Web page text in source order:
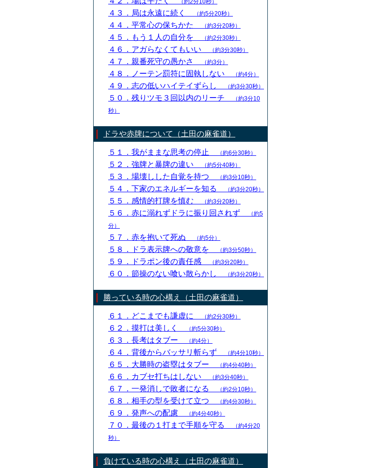
（約2分10秒）
４３．局は永遠に続く （約5分20秒）
４４．平常心の保ちかた （約3分20秒）
４５．もう１人の自分を （約2分30秒）
４６．アガらなくてもいい （約3分30秒）
４７．親番死守の愚かさ （約3分）
４８．ノーテン罰符に固執しない （約4分）
４９．志の低いハイテイずらし （約3分30秒）
５０．残りツモ３回以内のリーチ
（約3分10
秒）
ドラや赤牌について（土田の麻雀道）
５１．我がままな思考の停止 （約6分30秒）
５２．強牌と暴牌の違い （約5分40秒）
５３．場壊しした自覚を持つ （約3分10秒）
５４．下家のエネルギーを知る （約3分20秒）
５５．感情的打牌を慎む （約3分20秒）
５６．赤に溺れずドラに振り回されず
（約5
分）
５７．赤を抱いて死ぬ （約5分）
５８．ドラ表示牌への敬意を （約3分50秒）
５９．ドラポン後の責任感 （約3分20秒）
６０．節操のない喰い散らかし （約3分20秒）
勝っている時の心構え（土田の麻雀道）
６１．どこまでも謙虚に （約2分30秒）
６２．摸打は美しく （約5分30秒）
６３．長考はタブー （約4分）
６４．背後からバッサリ斬らず （約4分10秒）
６５．大勝時の盗塁はタブー （約4分40秒）
６６．カブセ打ちはしない （約3分40秒）
６７．一発消しで敗者になる （約2分10秒）
６８．相手の型を受けて立つ （約4分30秒）
６９．発声への配慮 （約4分40秒）
７０．最後の１打まで手順を守る
（約4分20
秒）
負けている時の心構え（土田の麻雀道）